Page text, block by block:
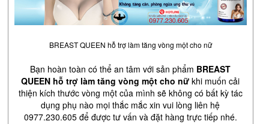
BREAST QUEEN hỗ trợ làm tăng vòng một cho nữ
Bạn hoàn toàn có thể an tâm với sản phẩm BREAST
QUEEN hỗ trợ làm tăng vòng một cho nữ khi muốn cải
thiện kích thước vòng một của mình sẽ không có bất kỳ tác
dụng phụ nào mọi thắc mắc xin vui lòng liên hệ
0977.230.605 để được tư vấn và đặt hàng trực tiếp nhé.